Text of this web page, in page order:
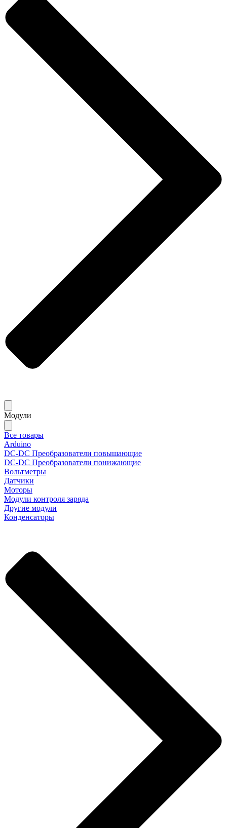
Модули
Все товары
Arduino
DC-DC Преобразователи повышающие
DC-DC Преобразователи понижающие
Вольтметры
Датчики
Моторы
Модули контроля заряда
Другие модули
Конденсаторы